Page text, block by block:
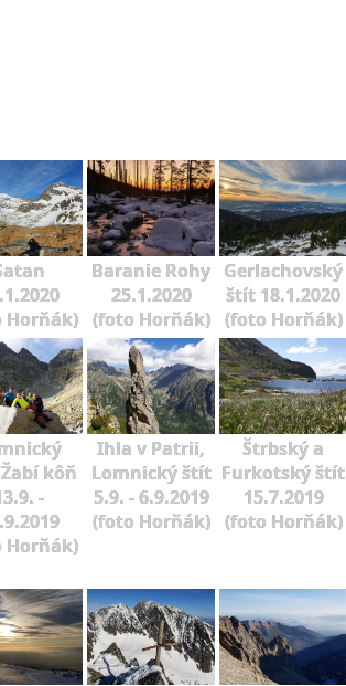
Horňák)
Baranie Rohy
25.1.2020
(foto Horňák)
Gerlachovský
štít 18.1.2020
(foto Horňák)
kôň
-
Horňák)
Ihla v Patrii,
Lomnický štít
5.9. - 6.9.2019
(foto Horňák)
Štrbský a
Furkotský štít
15.7.2019
(foto Horňák)